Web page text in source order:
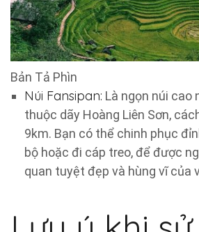
Bản Tả Phìn
Núi Fansipan: Là ngọn núi cao
thuộc dãy Hoàng Liên Sơn,
9km. Bạn có thể chinh phục
bộ hoặc đi cáp treo, để được
quan tuyệt đẹp và hùng vĩ của